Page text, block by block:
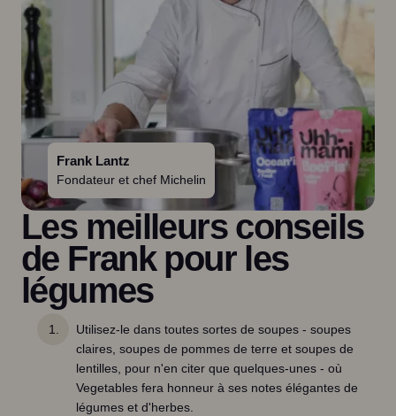
Frank Lantz
Fondateur et chef Michelin
Les meilleurs conseils
de Frank pour les
légumes
Utilisez-le dans toutes sortes de soupes - soupes
claires, soupes de pommes de terre et soupes de
lentilles, pour n'en citer que quelques-unes - où
Vegetables fera honneur à ses notes élégantes de
légumes et d'herbes.